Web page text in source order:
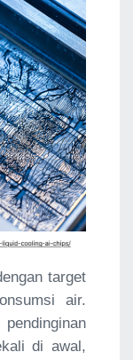
target
air.
di awal,